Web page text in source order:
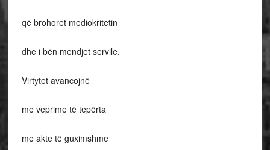
që brohoret mediokritetin
dhe i bën mendjet servile.
Virtytet avancojnë
me veprime të tepërta
me akte të guximshme